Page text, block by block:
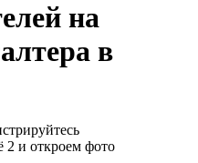
на
в
2 и откроем фото